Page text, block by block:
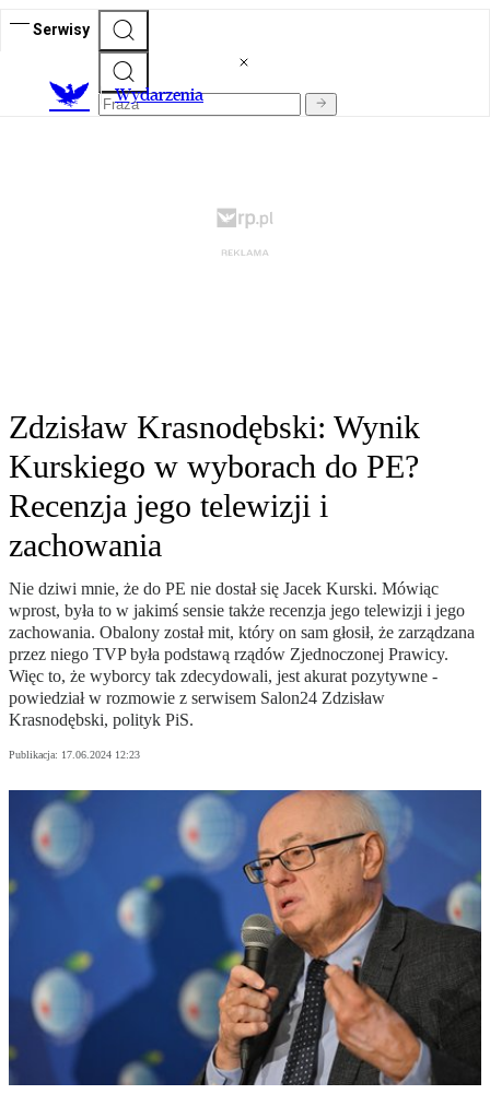
Serwisy
Wydarzenia
Zdzisław Krasnodębski: Wynik
Kurskiego w wyborach do PE?
Recenzja jego telewizji i
zachowania
Nie dziwi mnie, że do PE nie dostał się Jacek Kurski. Mówiąc
wprost, była to w jakimś sensie także recenzja jego telewizji i jego
zachowania. Obalony został mit, który on sam głosił, że zarządzana
przez niego TVP była podstawą rządów Zjednoczonej Prawicy.
Więc to, że wyborcy tak zdecydowali, jest akurat pozytywne -
powiedział w rozmowie z serwisem Salon24 Zdzisław
Krasnodębski, polityk PiS.
Publikacja: 17.06.2024 12:23